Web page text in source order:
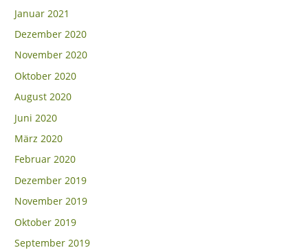
Januar 2021
Dezember 2020
November 2020
Oktober 2020
August 2020
Juni 2020
März 2020
Februar 2020
Dezember 2019
November 2019
Oktober 2019
September 2019